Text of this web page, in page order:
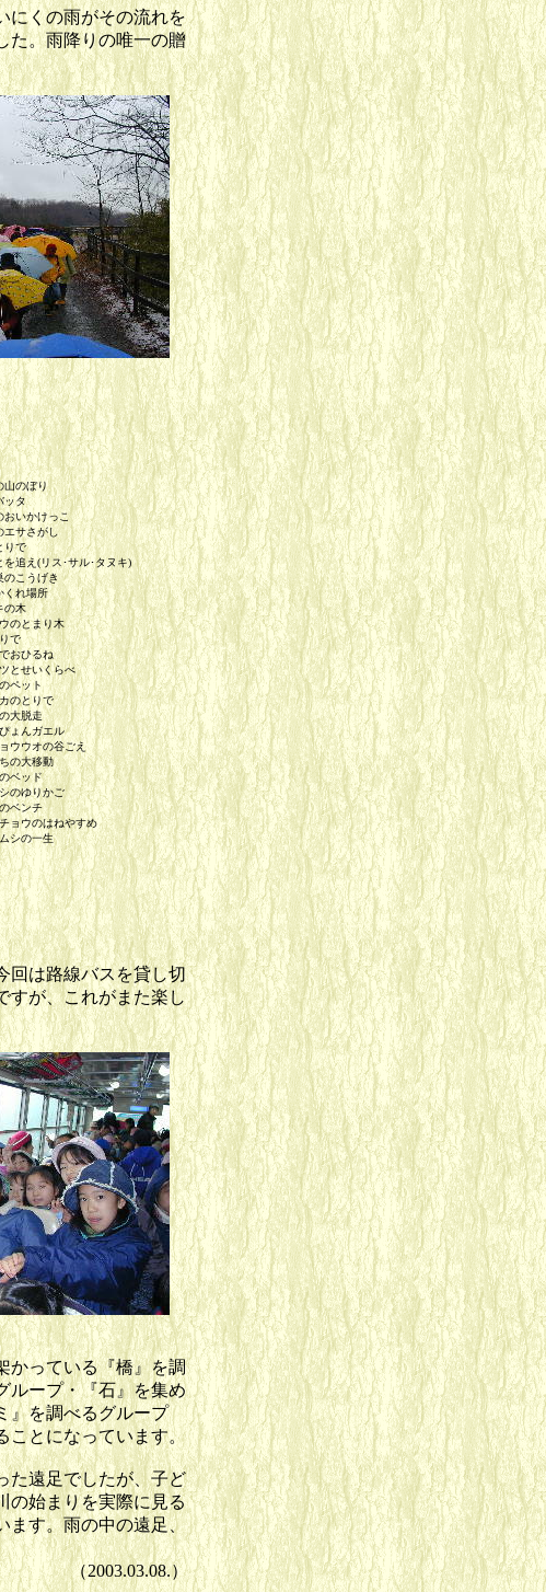
くの雨がその流れを
た。雨降りの唯一の贈
山のぼり
ッタ
おいかけっこ
エサさがし
りで
を追え(リス･サル･タヌキ)
のこうげき
くれ場所
の木
のとまり木
で
おひるね
とせいくらべ
ペット
のとりで
大脱走
ょんガエル
ウウオの谷ごえ
の大移動
ベッド
のゆりかご
ベンチ
ョウのはねやすめ
シの一生
は路線バスを貸し切
すが、これがまた楽し
っている『橋』を調
ループ・『石』を集め
』を調べるグループ
ことになっています。
遠足でしたが、子ど
の始まりを実際に見る
ます。雨の中の遠足、
（2003.03.08.）